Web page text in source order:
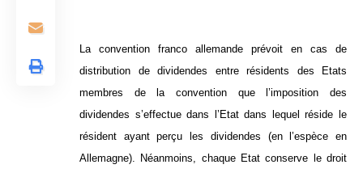
La convention franco allemande prévoit en cas de
distribution de dividendes entre résidents des Etats
membres de la convention que l’imposition des
dividendes s’effectue dans l’Etat dans lequel réside le
résident ayant perçu les dividendes (en l’espèce en
Allemagne). Néanmoins, chaque Etat conserve le droit